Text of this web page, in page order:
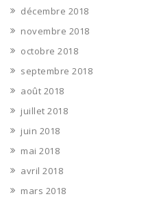
décembre 2018
novembre 2018
octobre 2018
septembre 2018
août 2018
juillet 2018
juin 2018
mai 2018
avril 2018
mars 2018